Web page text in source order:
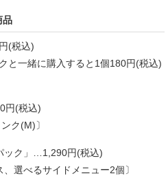
品
(税込)
一緒に購入すると1個180円(税込)
円(税込)
ク(M)〕
ック」…1,290円(税込)
べるサイドメニュー2個〕